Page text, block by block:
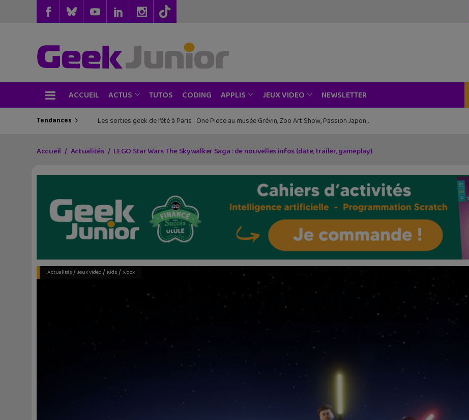
ACCUEIL ACTUS TUTOS CODING APPLIS JEUX VIDEO NEWSLETTER
Tendances Les sorties geek de l’été à Paris : One Piece au musée Grévin, Zoo Art Show, Passion Japon…
Accueil Actualités LEGO Star Wars The Skywalker Saga : de nouvelles infos (date, trailer, gameplay)
Actualités/ Jeux video/ Kids/ Xbox